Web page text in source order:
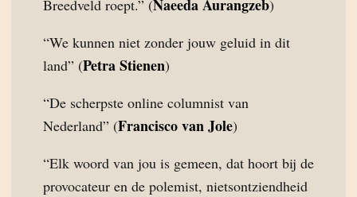
Breedveld roept.” (Naeeda Aurangzeb)
“We kunnen niet zonder jouw geluid in dit
land” (Petra Stienen)
“De scherpste online columnist van
Nederland” (Francisco van Jole)
“Elk woord van jou is gemeen, dat hoort bij de
provocateur en de polemist, nietsontziendheid